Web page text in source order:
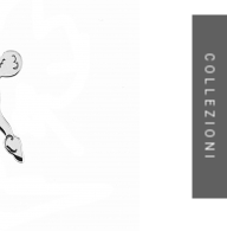
COLLEZIONI